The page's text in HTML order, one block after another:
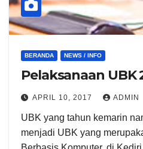
BERANDA NEWS / INFO
Pelaksanaan UBK
APRIL 10, 2017 ADMIN
UBK yang tahun kemarin
menjadi UBK yang